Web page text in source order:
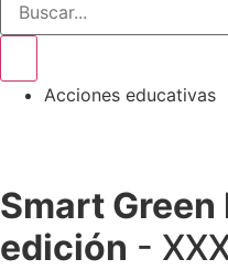
Acciones educativas
Smart Green
edición -